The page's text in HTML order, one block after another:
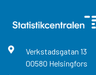
Verkstadsgatan 13
00580 Helsingfors